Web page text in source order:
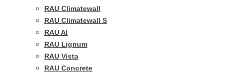
RAU Climatewall
RAU Climatewall S
RAU Al
RAU Lignum
RAU Vista
RAU Concrete